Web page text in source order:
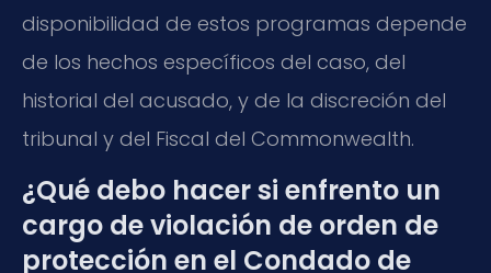
disponibilidad de estos programas depende
de los hechos específicos del caso, del
historial del acusado, y de la discreción del
tribunal y del Fiscal del Commonwealth.
¿Qué debo hacer si enfrento un
cargo de violación de orden de
protección en el Condado de